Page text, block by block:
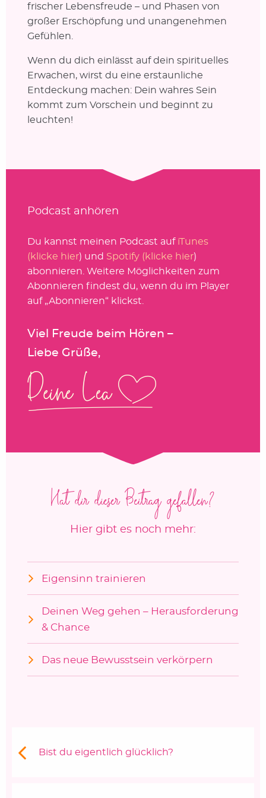
frischer Lebensfreude – und Phasen von
großer Erschöpfung und unangenehmen
Gefühlen.
Wenn du dich einlässt auf dein spirituelles
Erwachen, wirst du eine erstaunliche
Entdeckung machen: Dein wahres Sein
kommt zum Vorschein und beginnt zu
leuchten!
Podcast anhören
Du kannst meinen Podcast auf iTunes
(klicke hier) und Spotify (klicke hier)
abonnieren. Weitere Möglichkeiten zum
Abonnieren findest du, wenn du im Player
auf „Abonnieren“ klickst.
Viel Freude beim Hören –
Liebe Grüße,
Hat dir dieser Beitrag gefallen?
Hier gibt es noch mehr:
Eigensinn trainieren
Deinen Weg gehen – Herausforderung
& Chance
Das neue Bewusstsein verkörpern
Vorheriger Beitrag:
Bist du eigentlich glücklich?